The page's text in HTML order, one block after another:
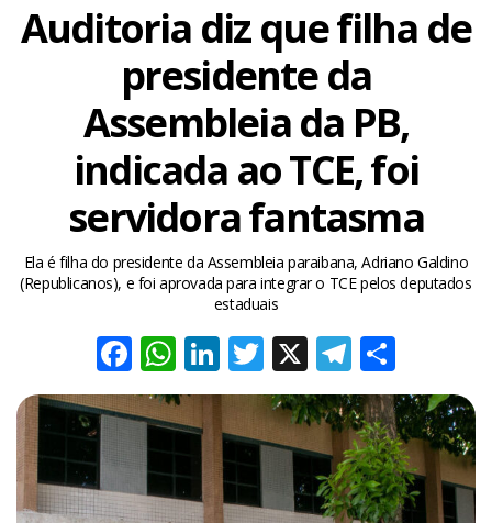
Auditoria diz que filha de
presidente da
Assembleia da PB,
indicada ao TCE, foi
servidora fantasma
Ela é filha do presidente da Assembleia paraibana, Adriano Galdino
(Republicanos), e foi aprovada para integrar o TCE pelos deputados
estaduais
Facebook
WhatsApp
LinkedIn
Twitter
X